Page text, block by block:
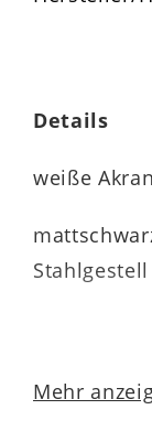
Details
weiße
Stahlgestell
maximale
Mehr